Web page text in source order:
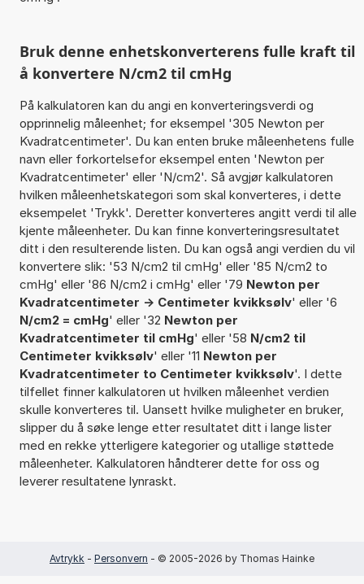
Bruk denne enhetskonverterens fulle kraft til
å konvertere N/cm2 til cmHg
På kalkulatoren kan du angi en konverteringsverdi og
opprinnelig måleenhet; for eksempel '305 Newton per
Kvadratcentimeter'. Du kan enten bruke måleenhetens fulle
navn eller forkortelsefor eksempel enten 'Newton per
Kvadratcentimeter' eller 'N/cm2'. Så avgjør kalkulatoren
hvilken måleenhetskategori som skal konverteres, i dette
eksempelet 'Trykk'. Deretter konverteres angitt verdi til alle
kjente måleenheter. Du kan finne konverteringsresultatet
ditt i den resulterende listen. Du kan også angi verdien du vil
konvertere slik: '53 N/cm2 til cmHg' eller '85 N/cm2 to
cmHg' eller '86 N/cm2 i cmHg' eller '79 Newton per
Kvadratcentimeter -> Centimeter kvikksølv' eller '6
N/cm2 = cmHg' eller '32 Newton per
Kvadratcentimeter til cmHg' eller '58 N/cm2 til
Centimeter kvikksølv' eller '11 Newton per
Kvadratcentimeter to Centimeter kvikksølv'. I dette
tilfellet finner kalkulatoren ut hvilken måleenhet verdien
skulle konverteres til. Uansett hvilke muligheter en bruker,
slipper du å søke lenge etter resultatet ditt i lange lister
med en rekke ytterligere kategorier og utallige støttede
måleenheter. Kalkulatoren håndterer dette for oss og
leverer resultatene lynraskt.
Avtrykk - Personvern - © 2005-2026 by Thomas Hainke